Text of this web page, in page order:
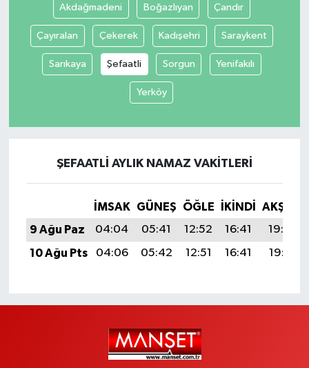
Akdağmadeni Boğazlıyan Çandır
Çayıralan Çekerek Kadışehri Saraykent
Sarıkaya Şefaatli Sorgun Yenifakılı
Yerköy
ŞEFAATLI AYLIK NAMAZ VAKITLERI
İMSAK GÜNEŞ ÖĞLE İKINDI
AKŞAM
9 Ağu Paz
04:04 05:41 12:52 16:41
19:53
10 Ağu Pts
04:06 05:42 12:51 16:41 19:51